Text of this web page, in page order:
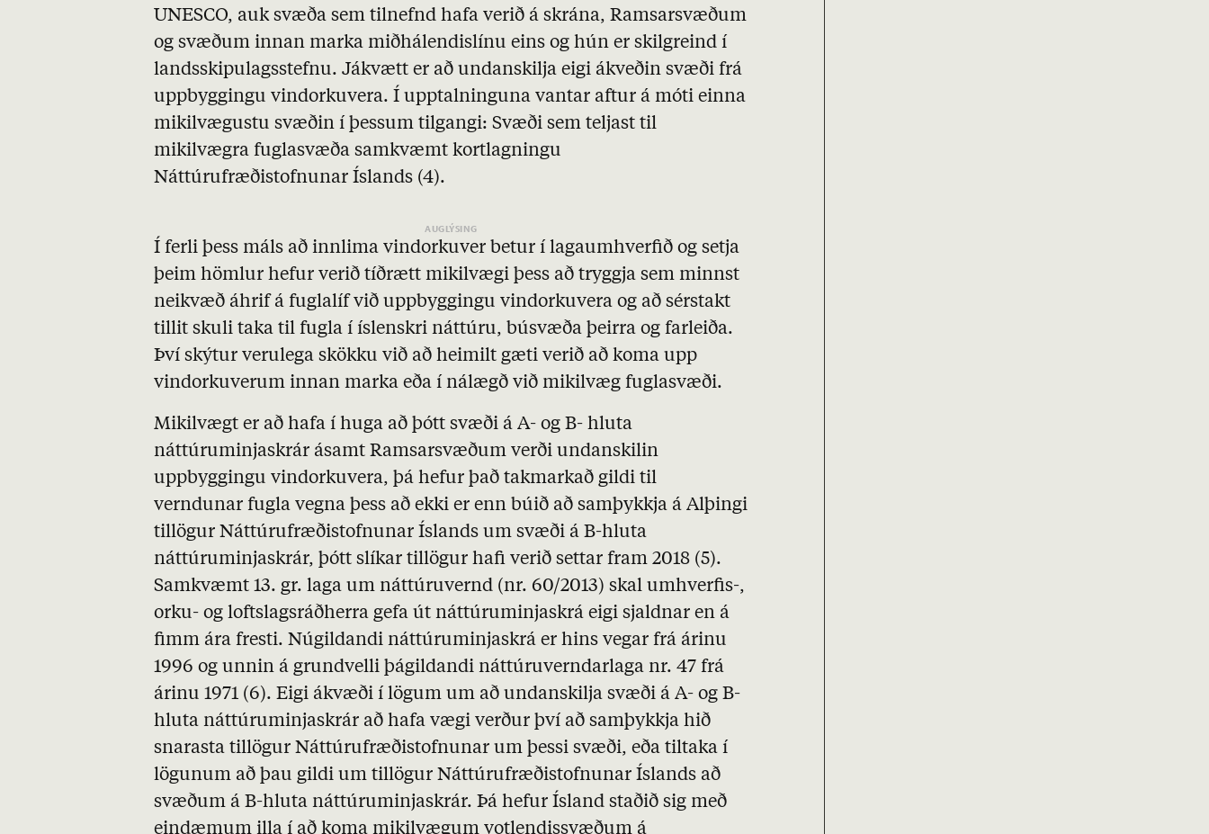
UNESCO, auk svæða sem tilnefnd hafa verið á skrána,Ramsarsvæðum
og svæðum innan marka miðhálendislínu eins og hún er skilgreind í
landsskipulagsstefnu. Jákvætt er að undanskilja eigi ákveðin svæði frá
uppbyggingu vindorkuvera. Í upptalninguna vantar aftur á móti einna
mikilvægustu svæðin í þessum tilgangi: Svæði sem teljast til
mikilvægra fuglasvæða samkvæmt kortlagningu
Náttúrufræðistofnunar Íslands (4).
Í ferli þess máls að innlima vindorkuver betur í lagaumhverfið og setja
þeim hömlur hefur verið tíðrætt mikilvægi þess að tryggja sem minnst
neikvæð áhrif á fuglalíf við uppbyggingu vindorkuvera og að sérstakt
tillit skuli taka til fugla í íslenskri náttúru, búsvæða þeirra og farleiða.
Því skýtur verulega skökku við að heimilt gæti verið að koma upp
vindorkuverum innan marka eða í nálægð við mikilvæg fuglasvæði.
Mikilvægt er að hafa í huga að þótt svæði áA- ogB- hluta
náttúruminjaskrár ásamtRamsarsvæðum verði undanskilin
uppbyggingu vindorkuvera, þá hefur það takmarkað gildi til
verndunar fugla vegna þess að ekki er enn búið að samþykkja á Alþingi
tillögur Náttúrufræðistofnunar Íslands um svæði áB-hluta
náttúruminjaskrár, þótt slíkar tillögur hafi verið settar fram 2018 (5).
Samkvæmt 13. gr. laga um náttúruvernd (nr. 60/2013) skal umhverfis-,
orku- og loftslagsráðherra gefa út náttúruminjaskrá eigi sjaldnar en á
fimm ára fresti. Núgildandi náttúruminjaskrá er hins vegar frá árinu
1996 og unnin á grundvelli þágildandi náttúruverndarlaga nr. 47 frá
árinu 1971 (6). Eigi ákvæði í lögum um að undanskilja svæði áA- ogB-
hluta náttúruminjaskrár að hafa vægi verður því að samþykkja hið
snarasta tillögur Náttúrufræðistofnunar um þessi svæði, eða tiltaka í
lögunum að þau gildi um tillögur Náttúrufræðistofnunar Íslands að
svæðum áB-hluta náttúruminjaskrár. Þá hefur Ísland staðið sig með
eindæmum illa í að koma mikilvægum votlendissvæðum á